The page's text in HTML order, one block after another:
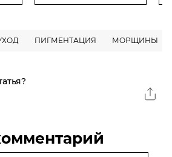
ПИГМЕНТАЦИЯ МОРЩИНЫ